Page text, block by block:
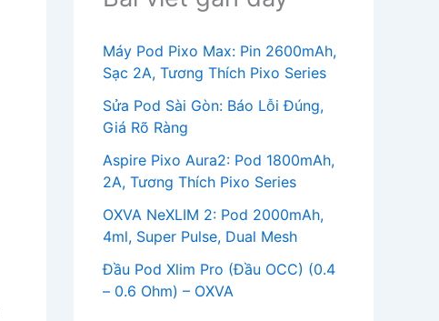
Máy Pod Pixo Max: Pin 2600mAh,
Sạc 2A, Tương Thích Pixo Series
Sửa Pod Sài Gòn: Báo Lỗi Đúng,
Giá Rõ Ràng
Aspire Pixo Aura2: Pod 1800mAh,
2A, Tương Thích Pixo Series
OXVA NeXLIM 2: Pod 2000mAh,
4ml, Super Pulse, Dual Mesh
Đầu Pod Xlim Pro (Đầu OCC) (0.4
– 0.6 Ohm) – OXVA